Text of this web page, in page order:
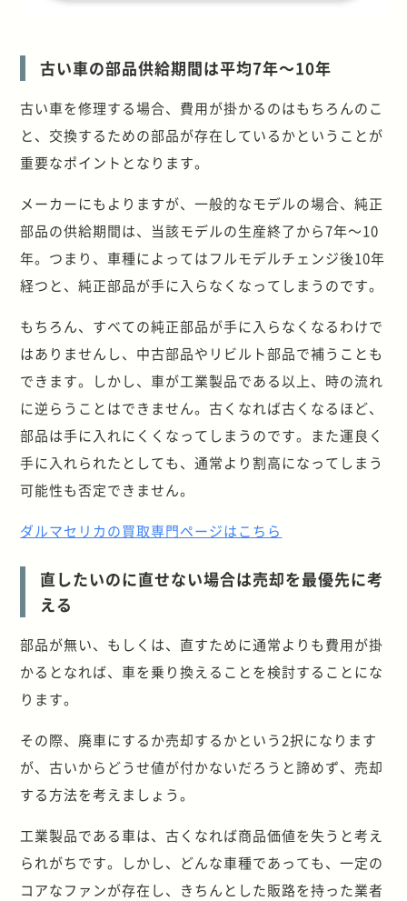
古い車の部品供給期間は平均7年～10年
古い車を修理する場合、費用が掛かるのはもちろんのこ
と、交換するための部品が存在しているかということが
重要なポイントとなります。
メーカーにもよりますが、一般的なモデルの場合、純正
部品の供給期間は、当該モデルの生産終了から7年～10
年。つまり、車種によってはフルモデルチェンジ後10年
経つと、純正部品が手に入らなくなってしまうのです。
もちろん、すべての純正部品が手に入らなくなるわけで
はありませんし、中古部品やリビルト部品で補うことも
できます。しかし、車が工業製品である以上、時の流れ
に逆らうことはできません。古くなれば古くなるほど、
部品は手に入れにくくなってしまうのです。また運良く
手に入れられたとしても、通常より割高になってしまう
可能性も否定できません。
ダルマセリカの買取専門ページはこちら
直したいのに直せない場合は売却を最優先に考
える
部品が無い、もしくは、直すために通常よりも費用が掛
かるとなれば、車を乗り換えることを検討することにな
ります。
その際、廃車にするか売却するかという2択になります
が、古いからどうせ値が付かないだろうと諦めず、売却
する方法を考えましょう。
工業製品である車は、古くなれば商品価値を失うと考え
られがちです。しかし、どんな車種であっても、一定の
コアなファンが存在し、きちんとした販路を持った業者